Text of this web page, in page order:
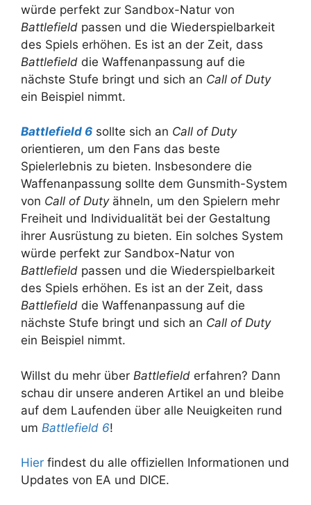
würde perfekt zur Sandbox-Natur von
Battlefield passen und die Wiederspielbarkeit
des Spiels erhöhen. Es ist an der Zeit, dass
Battlefield die Waffenanpassung auf die
nächste Stufe bringt und sich an Call of Duty
ein Beispiel nimmt.
Battlefield 6 sollte sich an Call of Duty
orientieren, um den Fans das beste
Spielerlebnis zu bieten. Insbesondere die
Waffenanpassung sollte dem Gunsmith-System
von Call of Dutyähneln, um den Spielern mehr
Freiheit und Individualität bei der Gestaltung
ihrer Ausrüstung zu bieten. Ein solches System
würde perfekt zur Sandbox-Natur von
Battlefield passen und die Wiederspielbarkeit
des Spiels erhöhen. Es ist an der Zeit, dass
Battlefield die Waffenanpassung auf die
nächste Stufe bringt und sich an Call of Duty
ein Beispiel nimmt.
Willst du mehr über Battlefield erfahren? Dann
schau dir unsere anderen Artikel an und bleibe
auf dem Laufenden über alle Neuigkeiten rund
um Battlefield 6!
Hier findest du alle offiziellen Informationen und
Updates von EA und DICE.